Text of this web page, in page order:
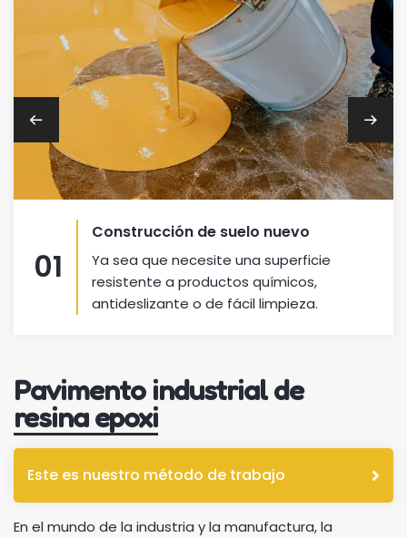
01
Construcción de suelo nuevo
Ya sea que necesite una superficie
resistente a productos químicos,
antideslizante o de fácil limpieza.
Pavimento industrial de
resina epoxi
Este es nuestro método de trabajo
En el mundo de la industria y la manufactura, la